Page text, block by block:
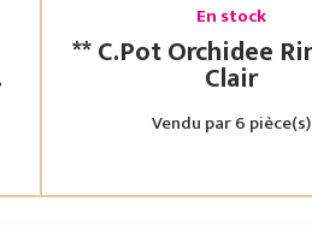
En stock
** C.Pot Orchidee Rim Rose
Clair
Vendu par 6 pièce(s)